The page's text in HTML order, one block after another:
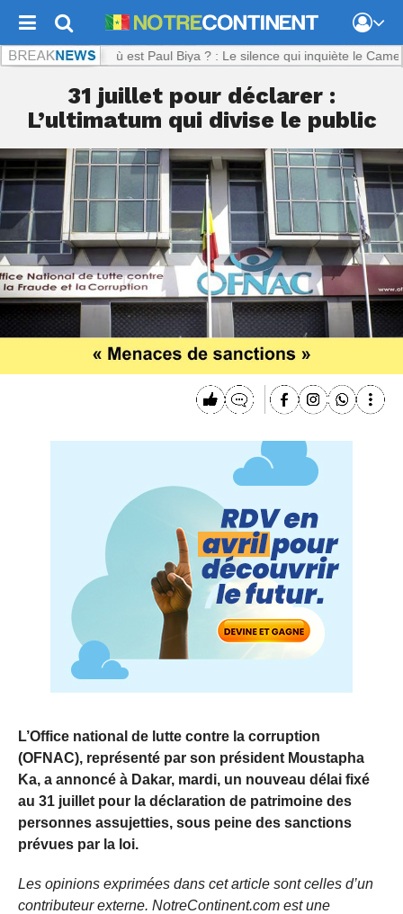
: Où est Paul Biya ? : Le silence qui inquiète le Cameroun
31 juillet pour déclarer :
L’ultimatum qui divise le public
L’Office national de lutte contre la corruption
(OFNAC), représenté par son président Moustapha
Ka, a annoncé à Dakar, mardi, un nouveau délai fixé
au 31 juillet pour la déclaration de patrimoine des
personnes assujetties, sous peine des sanctions
prévues par la loi.
Les opinions exprimées dans cet article sont celles d’un
contributeur externe. NotreContinent.com est une